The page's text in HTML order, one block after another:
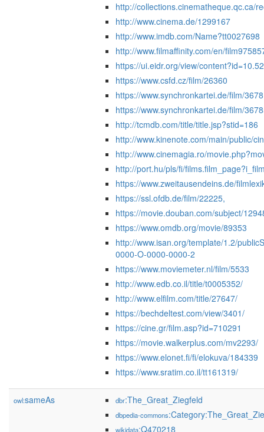
http://collections.cinematheque.qc.ca/
http://www.cinema.de/1299167
http://www.imdb.com/Name?tt0027698
http://www.filmaffinity.com/en/
https://ui.eidr.org/view/
https://www.csfd.cz/film/26360
https://www.synchronkartei.de/film/
https://www.synchronkartei.de/film/
http://tcmdb.com/title/title.jsp?stid=186
http://www.kinenote.com/main/public/
http://www.cinemagia.ro/
http://port.hu/pls/fi/
https://www.zweitausendeins.de/
https://ssl.ofdb.de/film/22225,
https://movie.douban.com/subject/
https://www.omdb.org/movie/89353
http://www.isan.org/template/1.2/
0000-O-0000-0000-2
https://www.moviemeter.nl/film/5533
http://www.edb.co.il/title/t0005352/
http://www.elfilm.com/title/27647/
https://bechdeltest.com/view/3401/
https://cine.gr/film.asp?id=710291
https://movie.walkerplus.com/mv2293/
https://www.elonet.fi/fi/elokuva/184339
https://www.sratim.co.il/tt161319/
owl:sameAs dbr:The_Great_Ziegfeld
dbpedia-commons
wikidata:Q470218